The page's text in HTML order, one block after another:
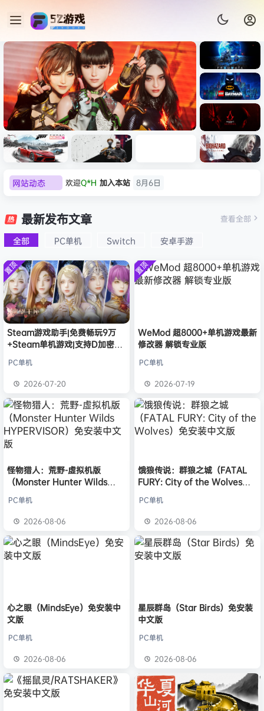
虚拟机版/Assassin’s Creed
HYPERVISOR》免安装中文
版
《识质存
在/PRAG
MATA》
免安装中
文版
《乐高蝙
蝠侠：黑
暗骑士之
Dark
Creed
拟机
速：地平
线
6（Forza
Horizon
6）免安装
中文版
心/Atomi
c
Heart》
文版
n Desert
HYPERVI
SOR）免
安装中文
版
9：安魂
Requiem
）免安装
中文版
网站动态
欢迎e******i 加入本站 8月6日
欢迎普洱
欢迎c***s 加入本站
8月6日
欢迎V****y 加入本站 8月6日
欢迎j***j 加入本站
8月6日
欢迎1******4 加入本站
l***g 签到获取
w******g 签到获取
欢迎w******g 加入本站 8月4日
欢迎D****Z 加入本站 7小时前
10小时前
最新发布文章
全部 PC单机 Switch 安卓手游
查看全部
置顶
Steam游戏助手|免费畅玩9万
+Steam单机游戏|支持D加密以
PC单机
2026-07-20
置顶
WeMod 超8000+单机游戏最新
修改器 解锁专业版
PC单机
2026-07-19
怪物猎人：荒野-虚拟机版
（Monster Hunter Wilds
PC单机
2026-08-06
饿狼传说：群狼之城（FATAL
FURY: City of the Wolves）
PC单机
2026-08-06
心之眼（MindsEye）免安装中
文版
PC单机
2026-08-06
星辰群岛（Star Birds）免安装
中文版
PC单机
2026-08-06